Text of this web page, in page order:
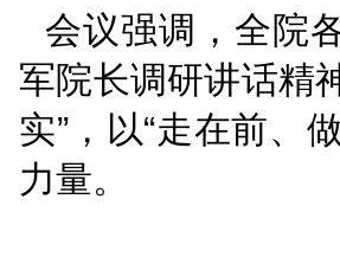
省的法院工作
南京海事法院
权益保护工作